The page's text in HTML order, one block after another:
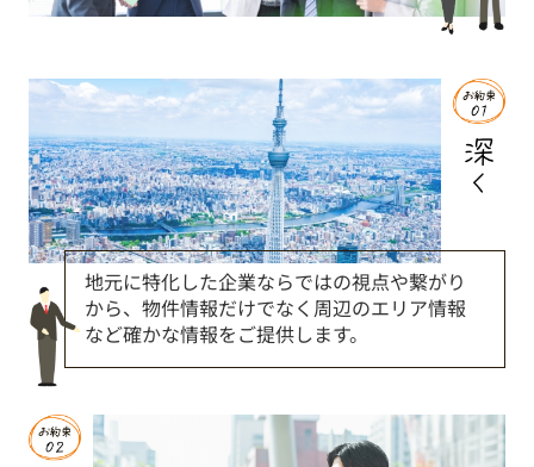
地元に特化した企業ならではの視点や繋がり
から、物件情報だけでなく周辺のエリア情報
など確かな情報をご提供します。